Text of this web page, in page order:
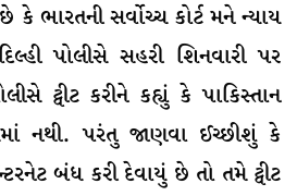
ભારતની સર્વોચ્ચ કોર્ટ મને ન્યાય
પોલીસે સહરી શિનવારી પર
ટ્વીટ કરીને કહ્યું કે પાકિસ્તાન
નથી. પરંતુ જાણવા ઈચ્છીશું કે
બંધ કરી દેવાયું છે તો તમે ટ્વીટ